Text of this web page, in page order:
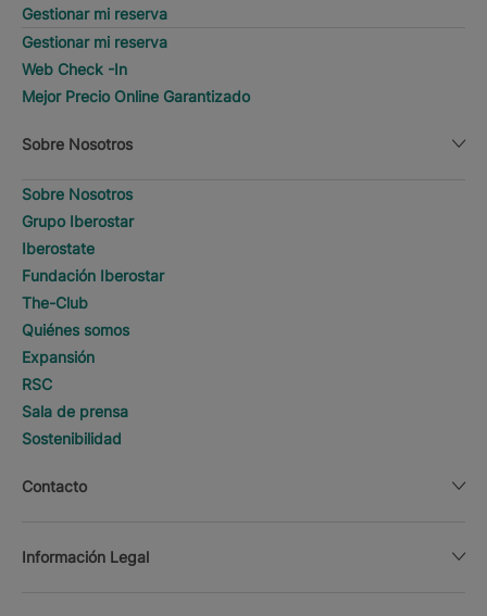
Gestionar mi reserva
Gestionar mi reserva
Web Check -In
Mejor Precio Online Garantizado
Sobre Nosotros
Sobre Nosotros
Grupo Iberostar
Iberostate
Fundación Iberostar
The-Club
Quiénes somos
Expansión
RSC
Sala de prensa
Sostenibilidad
Contacto
Información Legal